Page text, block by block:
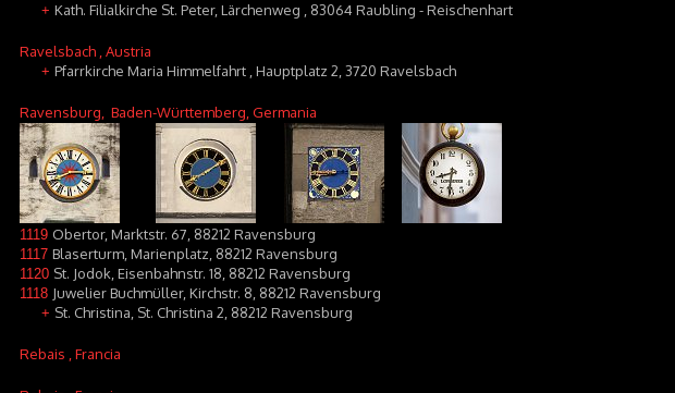
+ Kath. Filialkirche St. Peter, Lärchenweg , 83064 Raubling - Reischenhart
Ravelsbach , Austria
+ Pfarrkirche Maria Himmelfahrt , Hauptplatz 2, 3720 Ravelsbach
Ravensburg , Baden-Württemberg, Germania
1119 Obertor, Marktstr. 67, 88212 Ravensburg
1117 Blaserturm, Marienplatz, 88212 Ravensburg
1120 St. Jodok, Eisenbahnstr. 18, 88212 Ravensburg
1118 Juwelier Buchmüller, Kirchstr. 8, 88212 Ravensburg
+ St. Christina, St. Christina 2, 88212 Ravensburg
Rebais , Francia